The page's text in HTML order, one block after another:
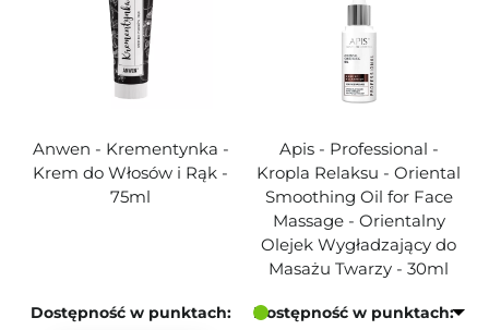
Anwen - Krementynka -
Krem do Włosów i Rąk -
75ml
Dostępność w punktach:
Apis - Professional -
Kropla Relaksu - Oriental
Smoothing Oil for Face
Massage - Orientalny
Olejek Wygładzający do
Masażu Twarzy - 30ml
Dostępność w punktach: